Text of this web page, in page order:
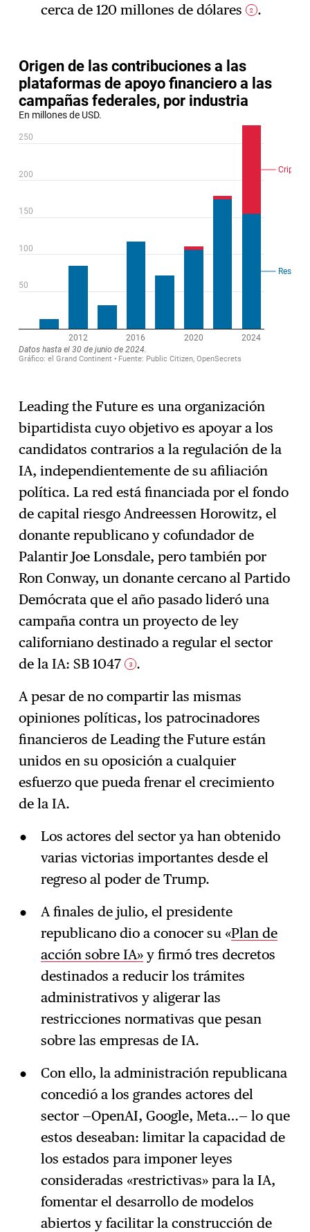
cerca de 120 millones de dólares 2 .
Leading the Future es una organización
bipartidista cuyo objetivo es apoyar a los
candidatos contrarios a la regulación de la
IA, independientemente de su afiliación
política. La red está financiada por el fondo
de capital riesgo Andreessen Horowitz, el
donante republicano y cofundador de
Palantir Joe Lonsdale, pero también por
Ron Conway, un donante cercano al Partido
Demócrata que el año pasado lideró una
campaña contra un proyecto de ley
californiano destinado a regular el sector
de la IA: SB 1047 3 .
A pesar de no compartir las mismas
opiniones políticas, los patrocinadores
financieros de Leading the Future están
unidos en su oposición a cualquier
esfuerzo que pueda frenar el crecimiento
de la IA.
Los actores del sector ya han obtenido
varias victorias importantes desde el
regreso al poder de Trump.
A finales de julio, el presidente
republicano dio a conocer su «Plan de
acción sobre IA»y firmó tres decretos
destinados a reducir los trámites
administrativos y aligerar las
restricciones normativas que pesan
sobre las empresas de IA.
Con ello, la administración republicana
concedió a los grandes actores del
sector —OpenAI, Google, Meta…— lo que
estos deseaban: limitar la capacidad de
los estados para imponer leyes
consideradas «restrictivas» para la IA,
fomentar el desarrollo de modelos
abiertos y facilitar la construcción de